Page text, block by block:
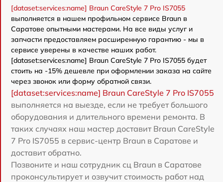
[dataset:services:name] Braun CareStyle 7 Pro IS7055
выполняется в нашем профильном сервисе Braun в
Саратове опытными мастерами. На все виды услуг и
запчасти предоставляем расширенную гарантию - мы в
сервисе уверены в качестве наших работ.
[dataset:services:name] Braun CareStyle 7 Pro IS7055 будет
стоить на -15% дешевле при оформлении заказа на сайте
через звонок или форму обратной связи.
[dataset:services:name] Braun CareStyle 7 Pro IS7055
выполняется на выезде, если не требует большого
оборудования и длительного времени ремонта. В
таких случаях наш мастер доставит Braun CareStyle
7 Pro IS7055 в сервис-центр Braun в Саратове и
доставит обратно.
Позвоните и наш сотрудник сц Braun в Саратове
проконсультирует и озвучит стоимость работ над